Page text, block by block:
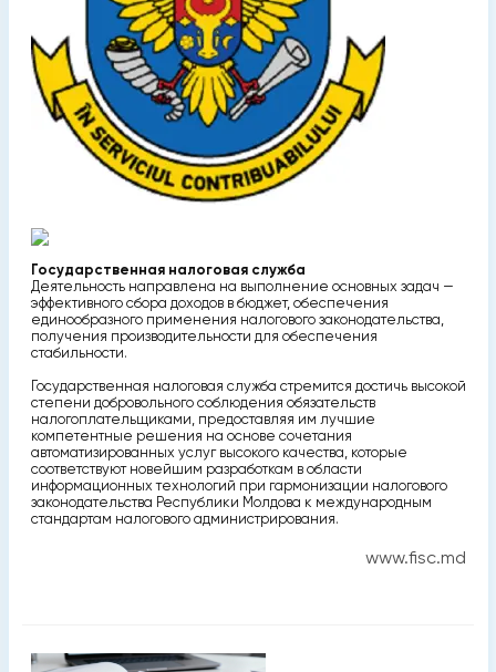
Государственная налоговая служба
Деятельность направлена на выполнение основных задач —
эффективного сбора доходов в бюджет, обеспечения
единообразного применения налогового законодательства,
получения производительности для обеспечения
стабильности.
Государственная налоговая служба стремится достичь высокой
степени добровольного соблюдения обязательств
налогоплательщиками, предоставляя им лучшие
компетентные решения на основе сочетания
автоматизированных услуг высокого качества, которые
соответствуют новейшим разработкам в области
информационных технологий при гармонизации налогового
законодательства Республики Молдова к международным
стандартам налогового администрирования.
www.fisc.md